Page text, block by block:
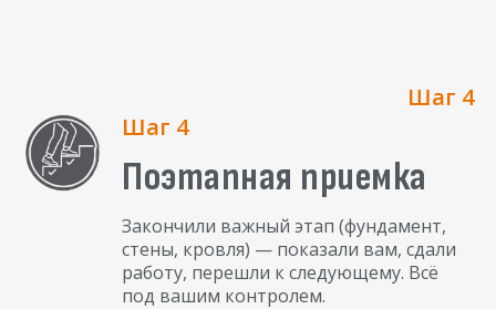
Шаг 4
Шаг 4
Поэтапная приемка
Закончили важный этап (фундамент,
стены, кровля) — показали вам, сдали
работу, перешли к следующему. Всё
под вашим контролем.